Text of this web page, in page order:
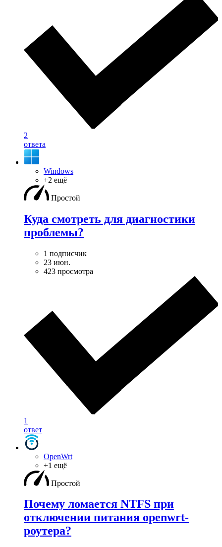
2
ответа
Windows
+2 ещё
Простой
Куда смотреть для диагностики
проблемы?
1 подписчик
23 июн.
423 просмотра
1
ответ
OpenWrt
+1 ещё
Простой
Почему ломается NTFS при
отключении питания openwrt-
роутера?